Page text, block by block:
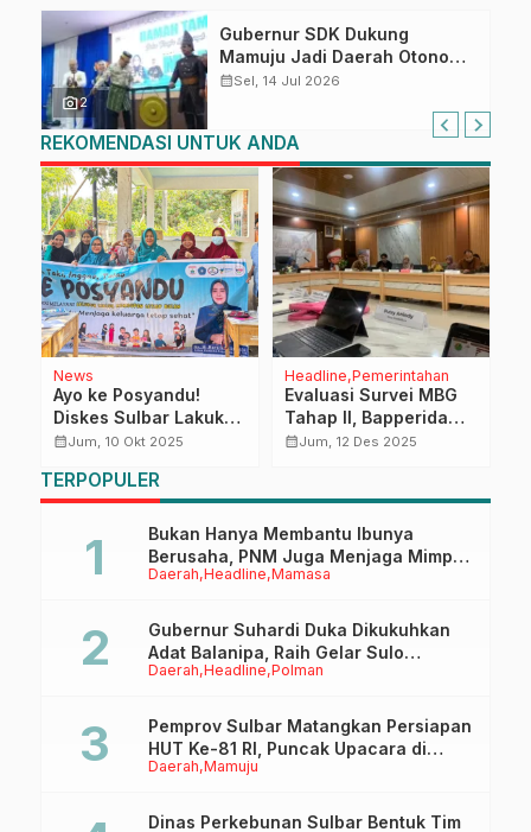
photo_camera2
Gubernur SDK Dukung
Mamuju Jadi Daerah Otonomi
Baru: Komisi II DPR Setuju,
calendar_monthSel, 14 Jul 2026
REKOMENDASI UNTUK ANDA
News
Ayo ke Posyandu!
Diskes Sulbar Lakukan
Orientasi PHBS untuk
Lebih Sehat
calendar_monthJum, 10 Okt 2025
Headline Pemerintahan
Evaluasi Survei MBG
Tahap II, Bapperida
Sulbar Tekankan
Kebijakan Gizi
calendar_monthJum, 12 Des 2025
TERPOPULER
Daerah Headline Mamasa
Bukan Hanya Membantu Ibunya
Berusaha, PNM Juga Menjaga Mimpi
Anaknya Untuk Menggapai Cita-Cita
Daerah Headline Polman
Gubernur Suhardi Duka Dikukuhkan
Adat Balanipa, Raih Gelar Sulo
Tappidena
Daerah Mamuju
Pemprov Sulbar Matangkan Persiapan
HUT Ke-81 RI, Puncak Upacara di
Lapangan Ahmad Kirang
Dinas Perkebunan Sulbar Bentuk Tim